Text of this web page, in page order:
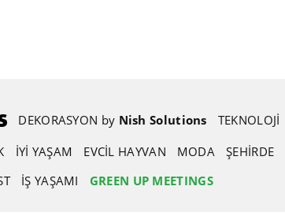
DEKORASYON by Nish Solutions TEKNOLOJI
İYİ YAŞAM EVCIL HAYVAN MODA ŞEHIRDE
İŞ YAŞAMI GREEN UP MEETINGS